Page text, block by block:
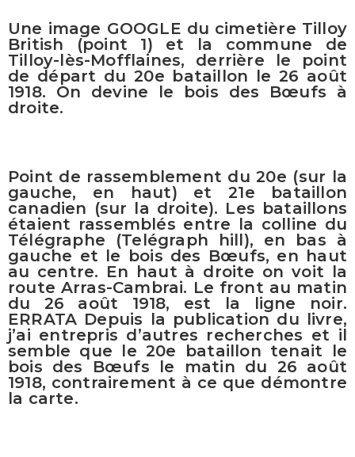
Une image GOOGLE du cimetière Tilloy
British (point 1) et la commune de
Tilloy-lès-Mofflaines, derrière le point
de départ du 20e bataillon le 26 août
1918. On devine le bois des Bœufs à
droite.
Point de rassemblement du 20e (sur la
gauche, en haut) et 21e bataillon
canadien (sur la droite). Les bataillons
étaient rassemblés entre la colline du
Télégraphe (Telégraph hill), en bas à
gauche et le bois des Bœufs, en haut
au centre. En haut à droite on voit la
route Arras-Cambrai. Le front au matin
du 26 août 1918, est la ligne noir.
ERRATA Depuis la publication du livre,
j’ai entrepris d’autres recherches et il
semble que le 20e bataillon tenait le
bois des Bœufs le matin du 26 août
1918, contrairement à ce que démontre
la carte.